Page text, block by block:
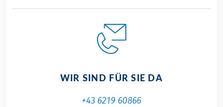
WIR SIND FÜR SIE DA
+43 6219 60866